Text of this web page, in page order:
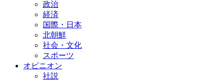
政治
経済
国際・日本
北朝鮮
社会・文化
スポーツ
オピニオン
社説